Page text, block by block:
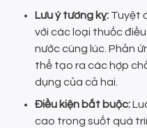
Lưu ý tương kỵ: Tuyệt
với các loại thuốc
nước cùng lúc. Phản
thể tạo ra các hợp
dụng của cả hai.
Điều kiện bắt buộc:
cao trong suốt quá